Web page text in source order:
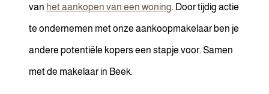
van het aankopen van een woning. Door tijdig actie
te ondernemen met onze aankoopmakelaar ben je
andere potentiële kopers een stapje voor. Samen
met de makelaar in Beek.